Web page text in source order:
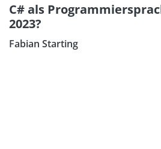
C# als
2023?
Fabian Starting